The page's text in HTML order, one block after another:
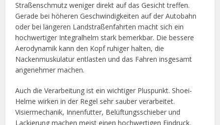
Straßenschmutz weniger direkt auf das Gesicht treffen.
Gerade bei höheren Geschwindigkeiten auf der Autobahn
oder bei längeren Landstraßenfahrten macht sich ein
hochwertiger Integralhelm stark bemerkbar. Die bessere
Aerodynamik kann den Kopf ruhiger halten, die
Nackenmuskulatur entlasten und das Fahren insgesamt
angenehmer machen.
Auch die Verarbeitung ist ein wichtiger Pluspunkt. Shoei-
Helme wirken in der Regel sehr sauber verarbeitet.
Visiermechanik, Innenfutter, Belüftungsschieber und
Lackierung machen meist einen hochwertigen Eindruck.